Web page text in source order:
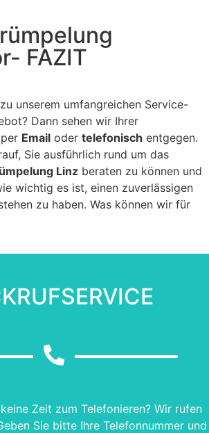
FAZIT
unserem umfangreichen Service-
Dann sehen wir Ihrer
Email oder telefonisch entgegen.
Sie ausführlich rund um das
Linz beraten zu können und
wichtig es ist, einen zuverlässigen
zu haben. Was können wir für
Zeit zum Telefonieren? Wir rufen
Sie bitte Ihre Telefonnummer und